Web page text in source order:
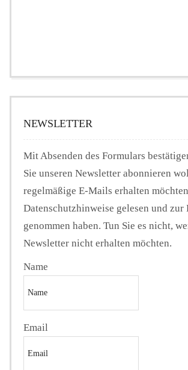
NEWSLETTER
Mit Absenden des Formulars
Sie unseren Newsletter abonnieren
regelmäßige E-Mails erhalten
Datenschutzhinweise gelesen und zur
genommen haben. Tun Sie es nicht,
Newsletter nicht erhalten möchten.
Name
Email